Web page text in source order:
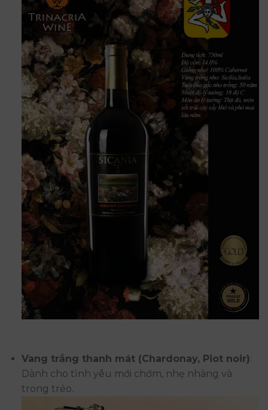
Vang trắng thanh mát (Chardonay, Piot noir):
Dành cho tình yêu mới chớm, nhẹ nhàng và
trong trẻo.